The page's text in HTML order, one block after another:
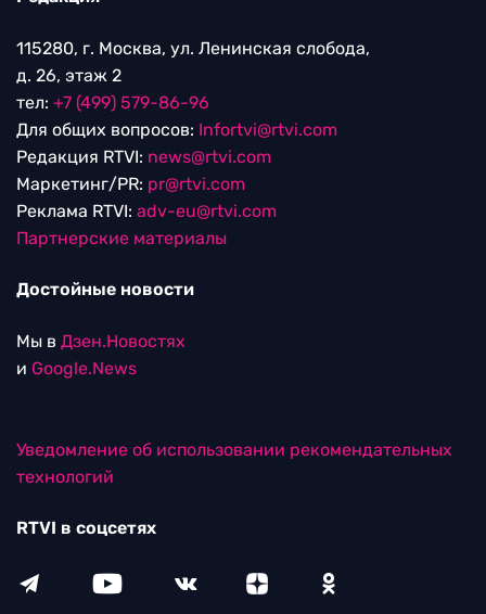
115280, г. Москва, ул. Ленинская слобода,
д. 26, этаж 2
тел: +7 (499) 579-86-96
Для общих вопросов: Infortvi@rtvi.com
Редакция RTVI: news@rtvi.com
Маркетинг/PR: pr@rtvi.com
Реклама RTVI: adv-eu@rtvi.com
Партнерские материалы
Достойные новости
Мы в Дзен.Новостях
и Google.News
Уведомление об использовании рекомендательных
технологий
RTVI в соцсетях